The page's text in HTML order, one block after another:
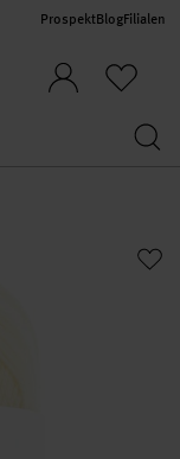
ProspektBlogFilialen